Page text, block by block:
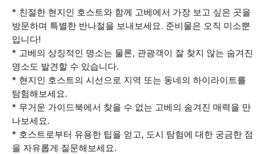
* 친절한 현지인 호스트와 함께 고베에서 가장 보고 싶은 곳을
방문하며 특별한 반나절을 보내보세요. 준비물은 오직 미소뿐
입니다!
* 고베의 상징적인 명소는 물론, 관광객이 잘 찾지 않는 숨겨진
명소도 발견할 수 있습니다.
* 현지인 호스트의 시선으로 지역 또는 동네의 하이라이트를
탐험해보세요.
* 무거운 가이드북에서 찾을 수 없는 고베의 숨겨진 매력을 만
나보세요.
* 호스트로부터 유용한 팁을 얻고, 도시 탐험에 대한 궁금한 점
을 자유롭게 질문해보세요.